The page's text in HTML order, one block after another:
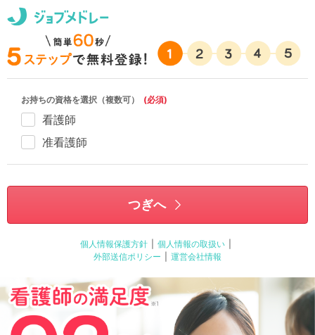
お持ちの資格を選択（複数可） (必須)
看護師
准看護師
つぎへ
個人情報保護方針 個人情報の取扱い
外部送信ポリシー
運営会社情報